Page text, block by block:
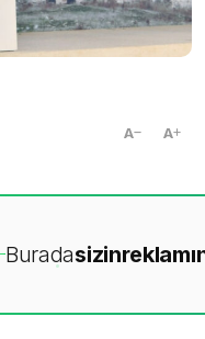
A A
Buradasizin